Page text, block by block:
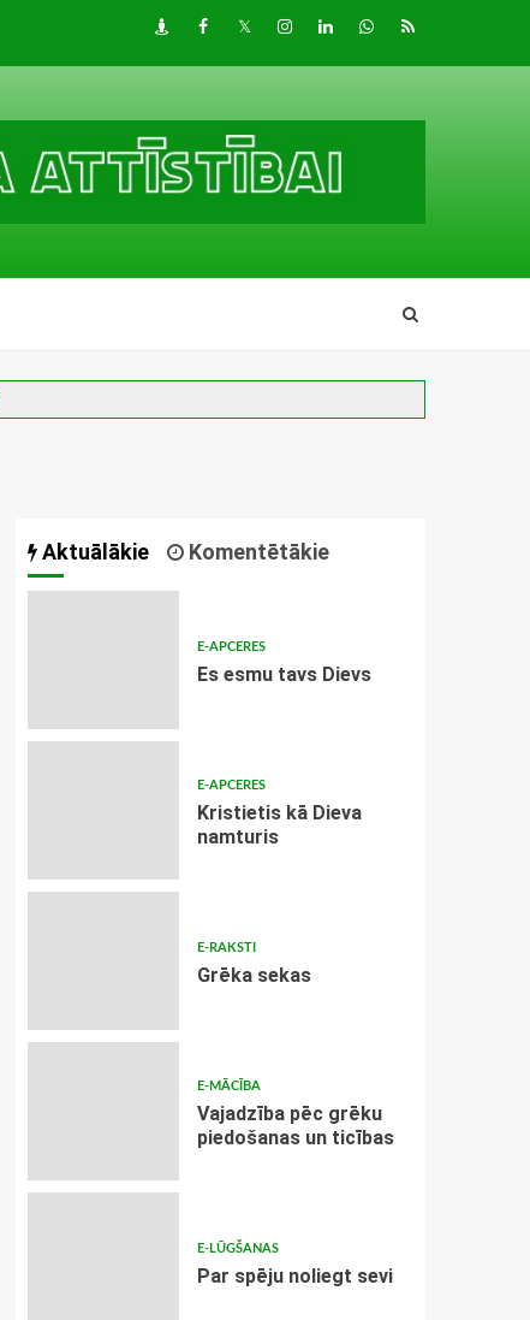
DraugiemFacebook
TwitterInstagram
LinkedInwhatsapp
RSS
Aktuālākie Komentētākie
E-APCERES
Es esmu tavs Dievs
E-APCERES
Kristietis kā Dieva
namturis
E-RAKSTI
Grēka sekas
E-MĀCĪBA
Vajadzība pēc grēku
piedošanas un ticības
E-LŪGŠANAS
Par spēju noliegt sevi